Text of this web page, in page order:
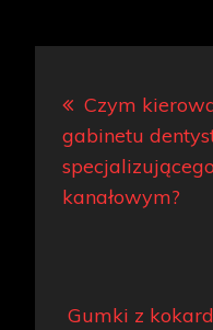
wpisu
Czym
gabinetu
kanałowym?
Gumki z